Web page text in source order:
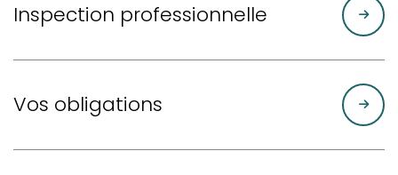
Inspection professionnelle
Vos obligations